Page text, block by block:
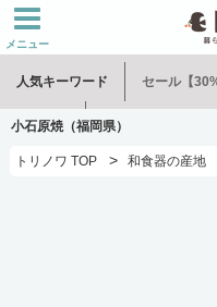
メニュー
人気キーワード セール【
水谷和音 児玉修治
小石原焼（福岡県）
トリノワ TOP > 和食器の産地